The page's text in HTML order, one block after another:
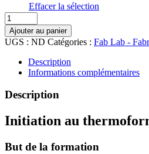
Effacer la sélection
quantité
de
Initiation
au
thermoformage
Ajouter au panier
UGS : ND Catégories : Fab Lab -
Description
Informations complémentaires
Description
Initiation au
But de la formation